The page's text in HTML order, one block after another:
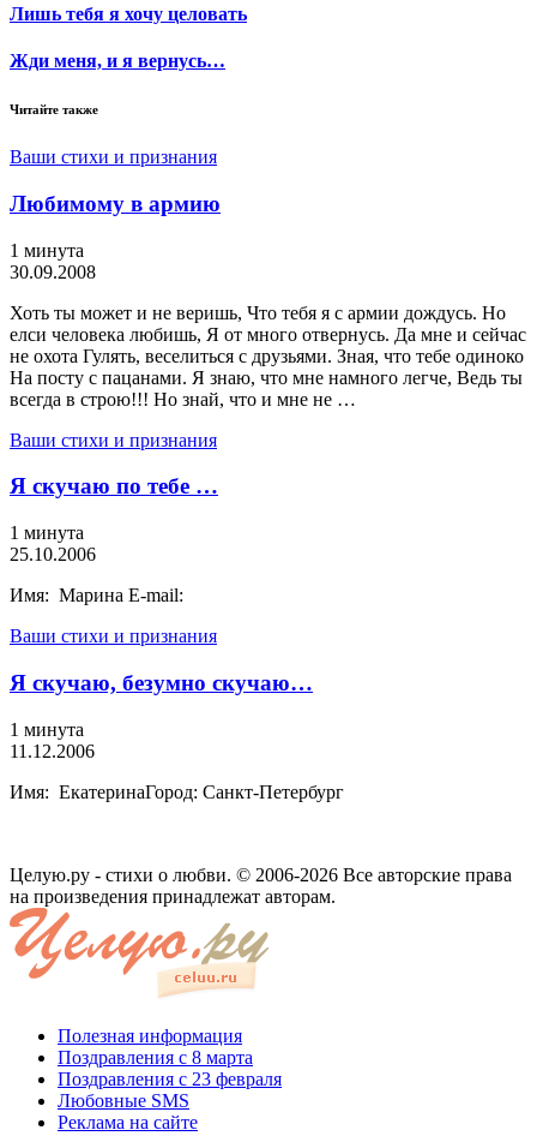
Лишь тебя я хочу целовать
Жди меня, и я вернусь…
Читайте также
Ваши стихи и признания
Любимому в армию
1 минута
30.09.2008
Хоть ты может и не веришь, Что тебя я с армии дождусь. Но
елси человека любишь, Я от много отвернусь. Да мне и сейчас
не охота Гулять, веселиться с друзьями. Зная, что тебе одиноко
На посту с пацанами. Я знаю, что мне намного легче, Ведь ты
всегда в строю!!! Но знай, что и мне не …
Ваши стихи и признания
Я скучаю по тебе …
1 минута
25.10.2006
Имя: Марина E-mail:
Ваши стихи и признания
Я скучаю, безумно скучаю…
1 минута
11.12.2006
Имя: ЕкатеринаГород: Санкт-Петербург
Целую.ру - стихи о любви. © 2006-2026 Все авторские права
на произведения принадлежат авторам.
Полезная информация
Поздравления с 8 марта
Поздравления с 23 февраля
Любовные SMS
Реклама на сайте